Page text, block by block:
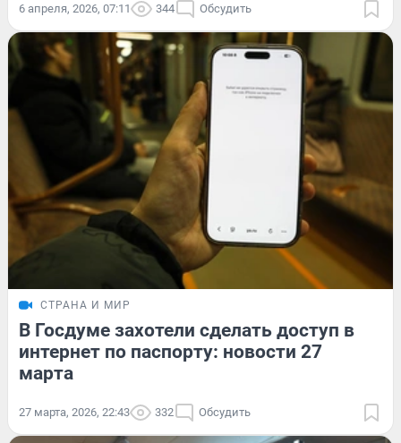
6 апреля, 2026, 07:11 344 Обсудить
СТРАНА И МИР
В Госдуме захотели сделать доступ в
интернет по паспорту: новости 27
марта
27 марта, 2026, 22:43 332 Обсудить